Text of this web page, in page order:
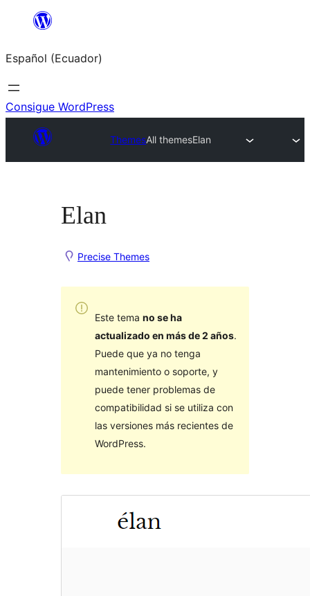
Saltar
contenido
Español (Ecuador)
Consigue WordPress
ThemesAll themesElan
Elan
Precise Themes
Este tema no se ha
actualizado en más de 2 años.
Puede que ya no tenga
mantenimiento o soporte, y
puede tener problemas de
compatibilidad si se utiliza con
las versiones más recientes de
WordPress.